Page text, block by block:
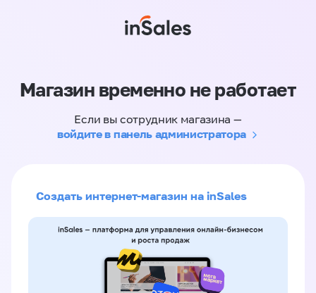
Магазин временно не работает
Если вы сотрудник магазина —
войдите в панель администратора
Создать интернет-магазин на inSales